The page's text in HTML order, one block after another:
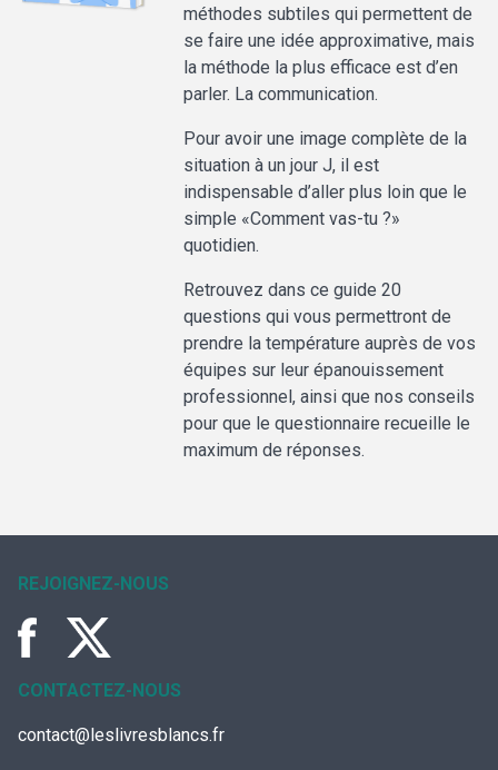
méthodes subtiles qui permettent de
se faire une idée approximative, mais
la méthode la plus efficace est d’en
parler. La communication.
Pour avoir une image complète de la
situation à un jour J, il est
indispensable d’aller plus loin que le
simple «Comment vas-tu ?»
quotidien.
Retrouvez dans ce guide 20
questions qui vous permettront de
prendre la température auprès de vos
équipes sur leur épanouissement
professionnel, ainsi que nos conseils
pour que le questionnaire recueille le
maximum de réponses.
REJOIGNEZ-NOUS
CONTACTEZ-NOUS
contact@leslivresblancs.fr